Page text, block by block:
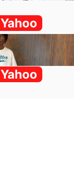
Yahoo
Yahoo